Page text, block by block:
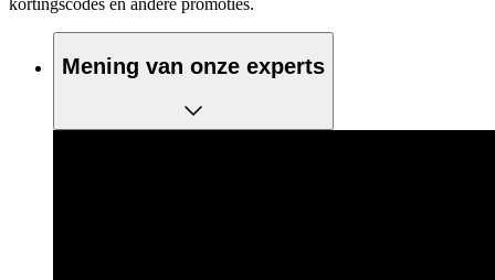
kortingscodes en andere promoties.
Mening van onze experts